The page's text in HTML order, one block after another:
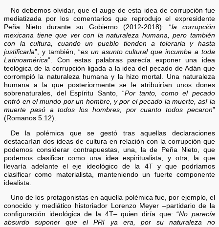
No debemos olvidar, que el auge de esta idea de corrupción fue
mediatizada por los comentarios que reprodujo el expresidente
Peña Nieto durante su Gobierno (2012-2018): “la corrupción
mexicana tiene que ver con la naturaleza humana, pero también
con la cultura, cuando un pueblo tienden a tolerarla y hasta
justificarla”, y también, “es un asunto cultural que incumbe a toda
Latinoamérica”. Con estas palabras parecía exponer una idea
teológica de la corrupción ligada a la idea del pecado de Adán que
corrompió la naturaleza humana y la hizo mortal. Una naturaleza
humana a la que posteriormente se le atribuirían unos dones
sobrenaturales, del Espíritu Santo, “Por tanto, como el pecado
entró en el mundo por un hombre, y por el pecado la muerte, así la
muerte pasó a todos los hombres, por cuanto todos pecaron”
(Romanos 5.12).
De la polémica que se gestó tras aquellas declaraciones
destacarían dos ideas de cultura en relación con la corrupción que
podemos considerar contrapuestas, una, la de Peña Nieto, que
podemos clasificar como una idea espiritualista, y otra, la que
llevaría adelante el eje ideológico de la 4T y que podríamos
clasificar como materialista, manteniendo un fuerte componente
idealista.
Uno de los protagonistas en aquella polémica fue, por ejemplo, el
conocido y mediático historiador Lorenzo Meyer –partidario de la
configuración ideológica de la 4T– quien diría que: “No parecía
absurdo suponer que el PRI ya era, por su naturaleza no